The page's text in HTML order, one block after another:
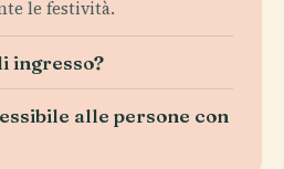
le festività.
ingresso?
alle persone con